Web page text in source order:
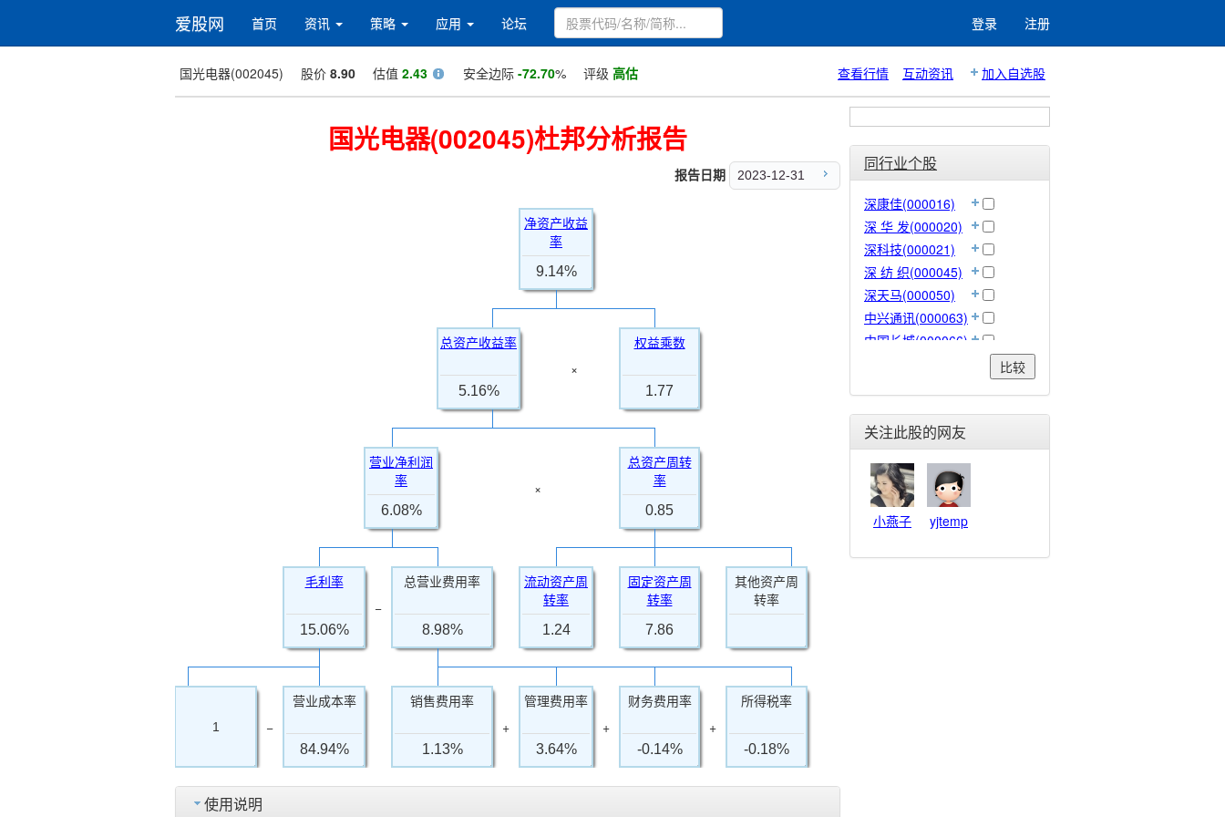
爱股网 首页 资讯 策略 应用 论坛 登录 注册
国光电器(002045) 股价 8.90 估值 2.43 安全边际 -72.70% 评级 高估 查看行情 互动资讯 加入自选股
国光电器(002045)杜邦分析报告
报告日期 2023-12-31
净资产收益
率
9.14%
总资产收益率
5.16%
×
权益乘数
1.77
营业净利润
率
6.08%
×
总资产周转
率
0.85
毛利率
15.06%
−
总营业费用率
8.98%
流动资产周
转率
1.24
固定资产周
转率
7.86
其他资产周
转率
1 −
营业成本率
84.94%
销售费用率
1.13%
+
管理费用率
3.64%
+
财务费用率
-0.14%
+
所得税率
-0.18%
使用说明
同行业个股
深康佳(000016)
深 华 发(000020)
深科技(000021)
深 纺 织(000045)
深天马(000050)
中兴通讯(000063)
中国长城(000066)
华映科技(000536)
航天发展(000547)
烽火电子(000561)
汇源通信(000586)
风华高科(000636)
比较
关注此股的网友
小燕子 yjtemp